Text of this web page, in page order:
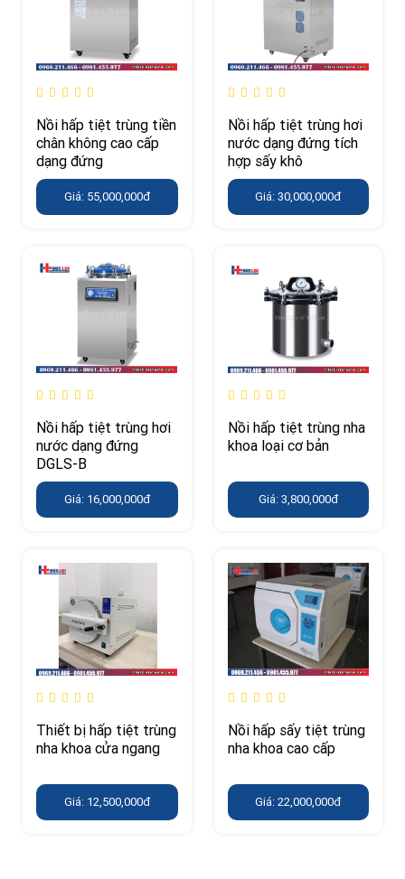
Nồi hấp tiệt trùng tiền
chân không cao cấp
dạng đứng
Giá: 55,000,000đ
Nồi hấp tiệt trùng hơi
nước dạng đứng tích
hợp sấy khô
Giá: 30,000,000đ
Nồi hấp tiệt trùng hơi
nước dạng đứng
DGLS-B
Giá: 16,000,000đ
Nồi hấp tiệt trùng nha
khoa loại cơ bản
Giá: 3,800,000đ
Thiết bị hấp tiệt trùng
nha khoa cửa ngang
Giá: 12,500,000đ
Nồi hấp sấy tiệt trùng
nha khoa cao cấp
Giá: 22,000,000đ